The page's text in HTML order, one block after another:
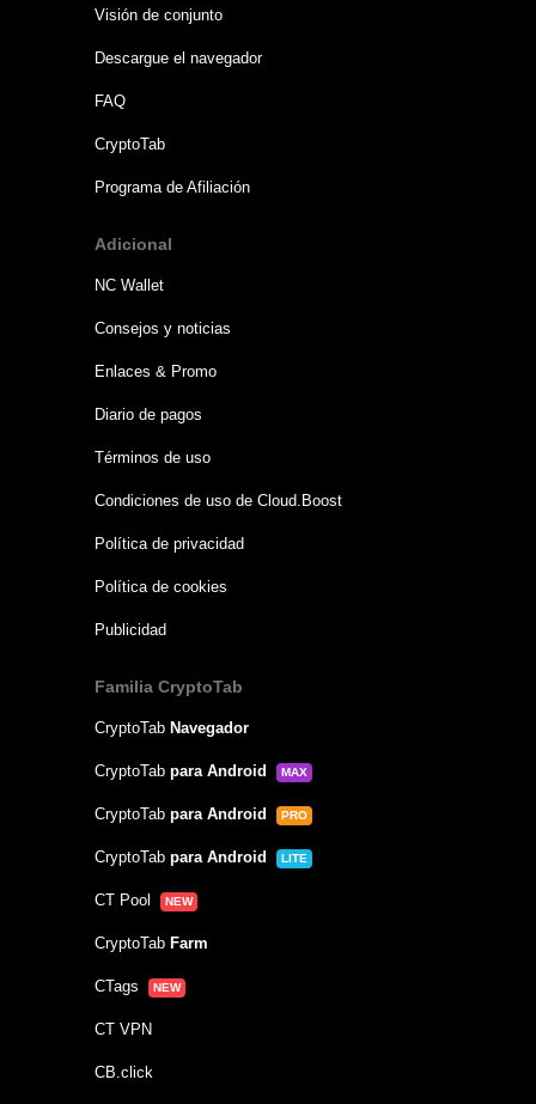
Visión de conjunto
Descargue el navegador
FAQ
CryptoTab
Programa de Afiliación
Adicional
NC Wallet
Consejos y noticias
Enlaces & Promo
Diario de pagos
Términos de uso
Condiciones de uso de Cloud.Boost
Política de privacidad
Política de cookies
Publicidad
Familia CryptoTab
CryptoTab Navegador
CryptoTab para Android MAX
CryptoTab para Android PRO
CryptoTab para Android LITE
CT Pool NEW
CryptoTab Farm
CTags NEW
CT VPN
CB.click